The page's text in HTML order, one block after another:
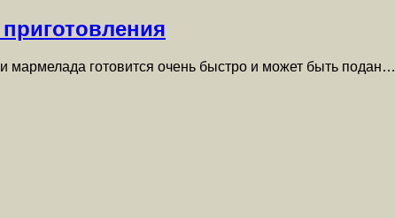
мармелада готовится очень быстро и может быть подан…